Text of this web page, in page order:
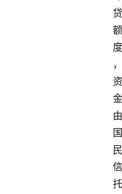
贷
额
度
，
资
金
由
国
民
信
托